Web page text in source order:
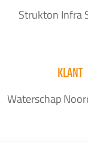
Strukton Infra
KLANT
Waterschap